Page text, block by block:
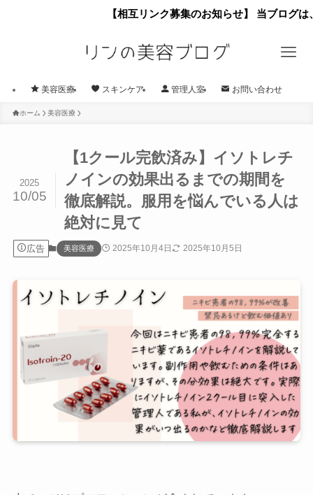
【相互リンク募集のお知らせ】 当ブログは、相互リ
美容医療 スキンケア 管理人室 お問い合わせ
ホーム 美容医療
【1クール完飲済み】イソトレチ
ノインの効果出るまでの期間を
徹底解説。服用を悩んでいる人は
絶対に見て
2025
10/05
広告 美容医療 2025年10月4日 2025年10月5日